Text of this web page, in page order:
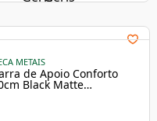
METAIS
de Apoio Conforto
Black Matte